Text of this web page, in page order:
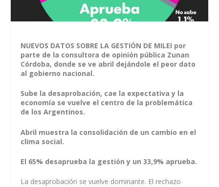
NUEVOS DATOS SOBRE LA GESTIÓN DE MILEI por
parte de la consultora de opinión pública Zunan
Córdoba, donde se ve abril dejándole el peor dato
al gobierno nacional.
Sube la desaprobación, cae la expectativa y la
economía se vuelve el centro de la problemática
de los Argentinos.
Abril muestra la consolidación de un cambio en el
clima social.
El 65% desaprueba la gestión y un 33,9% aprueba.
La desaprobación se vuelve dominante. El rechazo